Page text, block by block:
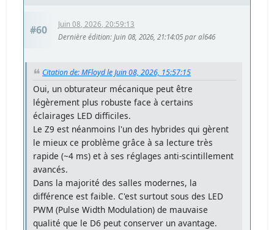
#60
Juin 08, 2026, 20:59:13
Dernière édition: Juin 08, 2026, 21:14:05 par al646
Citation de: MFloyd le Juin 08, 2026, 15:57:15
Oui, un obturateur mécanique peut être
légèrement plus robuste face à certains
éclairages LED difficiles.
Le Z9 est néanmoins l'un des hybrides qui gèrent
le mieux ce problème grâce à sa lecture très
rapide (~4 ms) et à ses réglages anti-scintillement
avancés.
Dans la majorité des salles modernes, la
différence est faible. C'est surtout sous des LED
PWM (Pulse Width Modulation) de mauvaise
qualité que le D6 peut conserver un avantage.